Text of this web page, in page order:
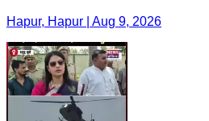
Hapur, Hapur | Aug 9, 2026